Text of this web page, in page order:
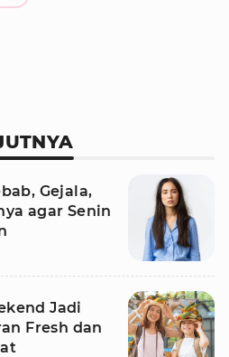
Gejala,
agar Senin
Jadi
Fresh dan